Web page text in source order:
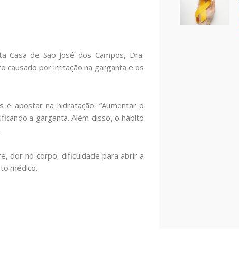
Casa de São José dos Campos, Dra.
causado por irritação na garganta e os
apostar na hidratação. “Aumentar o
a garganta. Além disso, o hábito
dor no corpo, dificuldade para abrir a
médico.